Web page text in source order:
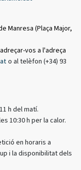
Manresa (Plaça Major,
vos a l'adreça
o al telèfon (+34) 93
h del matí.
10:30 h per la calor.
en horaris a
i la disponibilitat dels